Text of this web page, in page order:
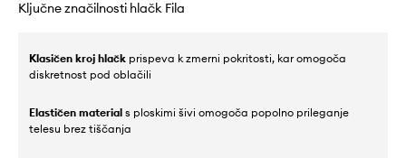
Ključne značilnosti hlačk Fila
Klasičen kroj hlačk prispeva k zmerni pokritosti, kar omogoča
diskretnost pod oblačili
Elastičen material s ploskimi šivi omogoča popolno prileganje
telesu brez tiščanja